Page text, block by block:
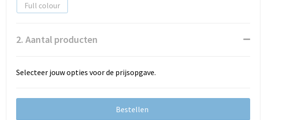
Full colour
2. Aantal producten
Selecteer jouw opties voor de prijsopgave.
Bestellen